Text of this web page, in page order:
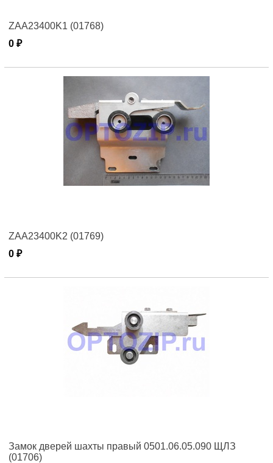
ZAA23400K1 (01768)
0 ₽
ZAA23400K2 (01769)
0 ₽
Замок дверей шахты правый 0501.06.05.090 ЩЛЗ
(01706)